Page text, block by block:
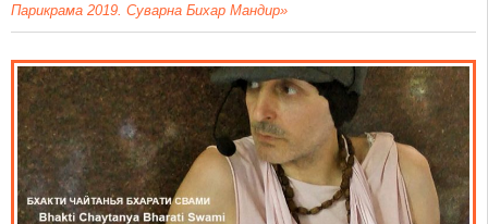
Парикрама 2019. Суварна Бихар Мандир»